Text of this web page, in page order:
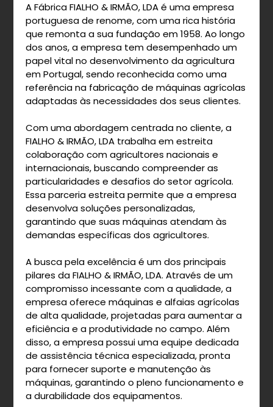
A Fábrica FIALHO & IRMÃO, LDA é uma empresa
portuguesa de renome, com uma rica história
que remonta a sua fundação em 1958. Ao longo
dos anos, a empresa tem desempenhado um
papel vital no desenvolvimento da agricultura
em Portugal, sendo reconhecida como uma
referência na fabricação de máquinas agrícolas
adaptadas às necessidades dos seus clientes.
Com uma abordagem centrada no cliente, a
FIALHO & IRMÃO, LDA trabalha em estreita
colaboração com agricultores nacionais e
internacionais, buscando compreender as
particularidades e desafios do setor agrícola.
Essa parceria estreita permite que a empresa
desenvolva soluções personalizadas,
garantindo que suas máquinas atendam às
demandas específicas dos agricultores.
A busca pela excelência é um dos principais
pilares da FIALHO & IRMÃO, LDA. Através de um
compromisso incessante com a qualidade, a
empresa oferece máquinas e alfaias agrícolas
de alta qualidade, projetadas para aumentar a
eficiência e a produtividade no campo. Além
disso, a empresa possui uma equipe dedicada
de assistência técnica especializada, pronta
para fornecer suporte e manutenção às
máquinas, garantindo o pleno funcionamento e
a durabilidade dos equipamentos.